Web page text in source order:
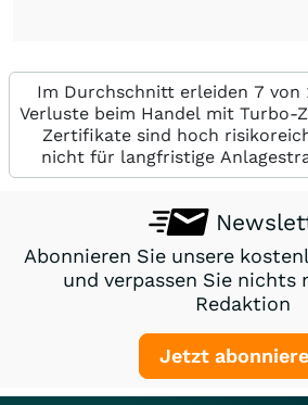
Im Durchschnitt erleiden 7 von
Verluste beim Handel mit Turbo-
Zertifikate sind hoch
nicht für langfristige
Abonnieren Sie unsere
und verpassen Sie nichts
Redaktion
Jetzt